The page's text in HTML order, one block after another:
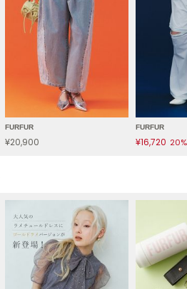
FURFUR
¥20,900
FURFUR
¥16,720